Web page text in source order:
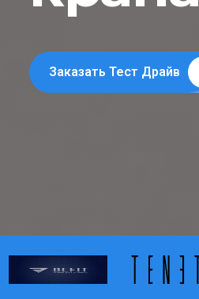
Заказать Тест Драйв